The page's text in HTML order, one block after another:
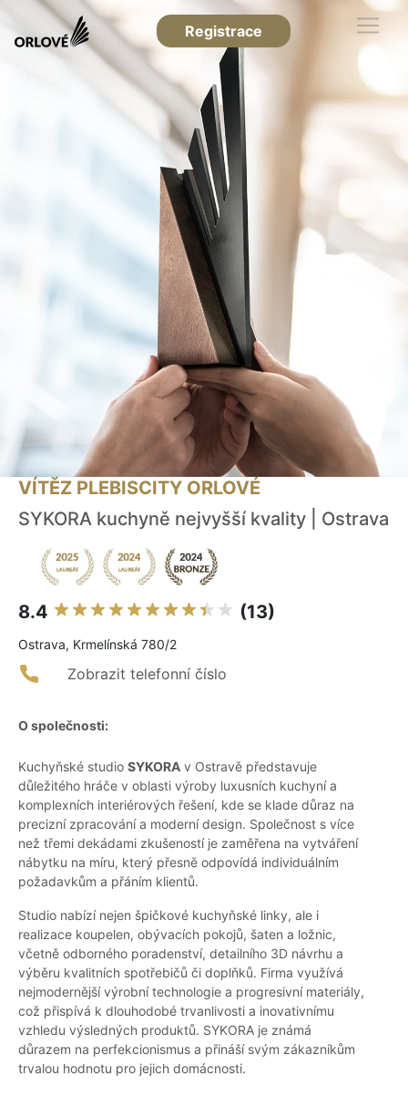
Registrace
VÍTĚZ PLEBISCITY ORLOVÉ
SYKORA kuchyně nejvyšší kvality | Ostrava
8.4 (13)
Ostrava, Krmelínská 780/2
Zobrazit telefonní číslo
O společnosti:
Kuchyňské studio SYKORA v Ostravě představuje
důležitého hráče v oblasti výroby luxusních kuchyní a
komplexních interiérových řešení, kde se klade důraz na
precizní zpracování a moderní design. Společnost s více
než třemi dekádami zkušeností je zaměřena na vytváření
nábytku na míru, který přesně odpovídá individuálním
požadavkům a přáním klientů.
Studio nabízí nejen špičkové kuchyňské linky, ale i
realizace koupelen, obývacích pokojů, šaten a ložnic,
včetně odborného poradenství, detailního 3D návrhu a
výběru kvalitních spotřebičů či doplňků. Firma využívá
nejmodernější výrobní technologie a progresivní materiály,
což přispívá k dlouhodobé trvanlivosti a inovativnímu
vzhledu výsledných produktů. SYKORA je známá
důrazem na perfekcionismus a přináší svým zákazníkům
trvalou hodnotu pro jejich domácnosti.